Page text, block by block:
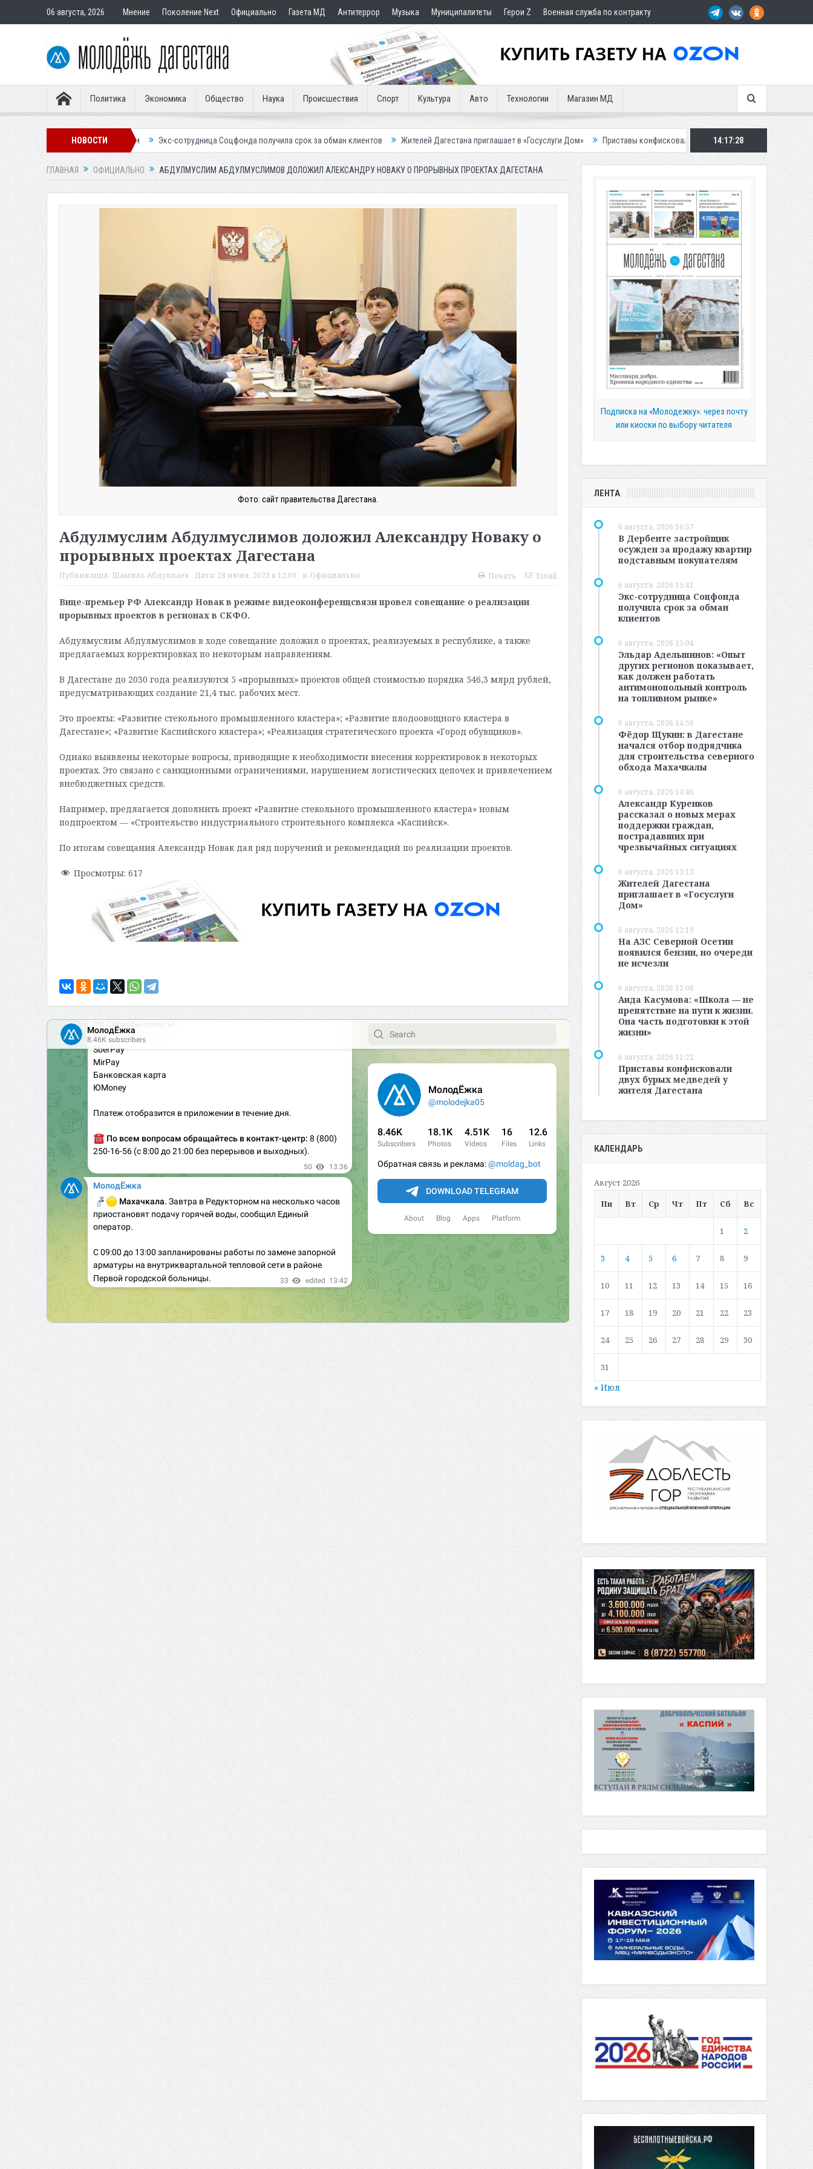
06 августа, 2026 Мнение Поколение Next Официально Газета МД Антитеррор Музыка Муниципалитеты Герои Z Военная служба по контракту
Политика Экономика Общество Наука Происшествия Спорт Культура Авто Технологии Магазин МД
НОВОСТИ
покупателям Экс-сотрудница Соцфонда получила срок за обман клиентов Жителей Дагестана приглашает в «Госуслуги Дом» Приставы конфисковали двух бурых медведей у жителя Дагестана
14:17:30
ГЛАВНАЯ ОФИЦИАЛЬНО АБДУЛМУСЛИМ АБДУЛМУСЛИМОВ ДОЛОЖИЛ АЛЕКСАНДРУ НОВАКУ О ПРОРЫВНЫХ ПРОЕКТАХ ДАГЕСТАНА
Фото: сайт правительства Дагестана.
Абдулмуслим Абдулмуслимов доложил Александру Новаку о
прорывных проектах Дагестана
Публикация: Шамиль Абдуллаев Дата: 28 июня, 2023 в 12:09 в: Официально Печать Email
Вице-премьер РФ Александр Новак в режиме видеоконференцсвязи провел совещание о реализации
прорывных проектов в регионах в СКФО.
Абдулмуслим Абдулмуслимов в ходе совещание доложил о проектах, реализуемых в республике, а также
предлагаемых корректировках по некоторым направлениям.
В Дагестане до 2030 года реализуются 5 «прорывных» проектов общей стоимостью порядка 546,3 млрд рублей,
предусматривающих создание 21,4 тыс. рабочих мест.
Это проекты: «Развитие стекольного промышленного кластера»; «Развитие плодоовощного кластера в
Дагестане»; «Развитие Каспийского кластера»; «Реализация стратегического проекта «Город обувщиков».
Однако выявлены некоторые вопросы, приводящие к необходимости внесения корректировок в некоторых
проектах. Это связано с санкционными ограничениями, нарушением логистических цепочек и привлечением
внебюджетных средств.
Например, предлагается дополнить проект «Развитие стекольного промышленного кластера» новым
подпроектом — «Строительство индустриального строительного комплекса «Каспийск».
По итогам совещания Александр Новак дал ряд поручений и рекомендаций по реализации проектов.
Просмотры: 617
Подписка на «Молодежку»: через почту
или киоски по выбору читателя
ЛЕНТА
6 августа, 2026 16:57
В Дербенте застройщик
осужден за продажу квартир
подставным покупателям
6 августа, 2026 15:41
Экс-сотрудница Соцфонда
получила срок за обман
клиентов
6 августа, 2026 15:04
Эльдар Адельшинов: «Опыт
других регионов показывает,
как должен работать
антимонопольный контроль
на топливном рынке»
6 августа, 2026 14:50
Фёдор Щукин: в Дагестане
начался отбор подрядчика
для строительства северного
обхода Махачкалы
6 августа, 2026 14:46
Александр Куренков
рассказал о новых мерах
поддержки граждан,
пострадавших при
чрезвычайных ситуациях
6 августа, 2026 13:13
Жителей Дагестана
приглашает в «Госуслуги
Дом»
6 августа, 2026 12:19
На АЗС Северной Осетии
появился бензин, но очереди
не исчезли
6 августа, 2026 12:08
Аида Касумова: «Школа — не
препятствие на пути к жизни.
Она часть подготовки к этой
жизни»
6 августа, 2026 11:22
Приставы конфисковали
двух бурых медведей у
жителя Дагестана
КАЛЕНДАРЬ
Август 2026
Пн
Вт Ср Чт Пт Сб Вс
1 2
3 4 5 6 7 8 9
10 11 12 13 14 15 16
17 18 19 20 21 22 23
24 25 26 27 28 29 30
31
« Июл